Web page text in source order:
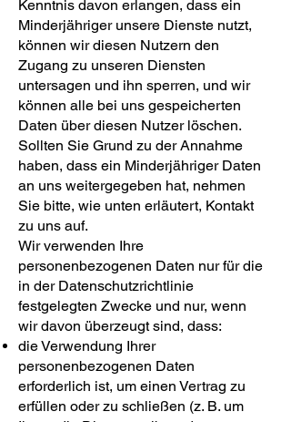
Kenntnis davon erlangen, dass ein
Minderjähriger unsere Dienste nutzt,
können wir diesen Nutzern den
Zugang zu unseren Diensten
untersagen und ihn sperren, und wir
können alle bei uns gespeicherten
Daten über diesen Nutzer löschen.
Sollten Sie Grund zu der Annahme
haben, dass ein Minderjähriger Daten
an uns weitergegeben hat, nehmen
Sie bitte, wie unten erläutert, Kontakt
zu uns auf.
Wir verwenden Ihre
personenbezogenen Daten nur für die
in der Datenschutzrichtlinie
festgelegten Zwecke und nur, wenn
wir davon überzeugt sind, dass:
die Verwendung Ihrer
personenbezogenen Daten
erforderlich ist, um einen Vertrag zu
erfüllen oder zu schließen (z. B. um